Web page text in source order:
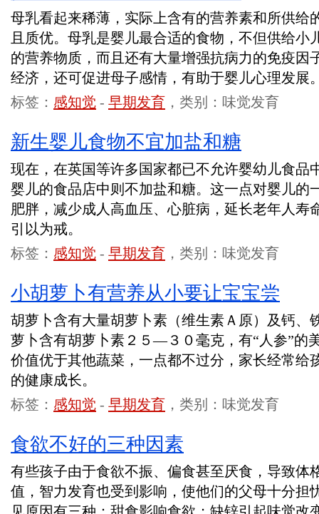
母乳看起来稀薄，实际上含有的营养素和所供给
且质优。母乳是婴儿最合适的食物，不但供给小
的营养物质，而且还有大量增强抗病力的免疫因
经济，还可促进母子感情，有助于婴儿心理发展
标签： 感知觉 - 早期发育 ，类别：味觉发育
新生婴儿食物不宜加盐和糖
现在，在英国等许多国家都已不允许婴幼儿食品
婴儿的食品店中则不加盐和糖。这一点对婴儿的
肥胖，减少成人高血压、心脏病，延长老年人寿
引以为戒。
标签： 感知觉 - 早期发育 ，类别：味觉发育
小胡萝卜有营养从小要让宝宝尝
胡萝卜含有大量胡萝卜素（维生素Ａ原）及钙、
萝卜含有胡萝卜素２５—３０毫克，有“人参”的
价值优于其他蔬菜，一点都不过分，家长经常给
的健康成长。
标签： 感知觉 - 早期发育 ，类别：味觉发育
食欲不好的三种因素
有些孩子由于食欲不振、偏食甚至厌食，导致体
值，智力发育也受到影响，使他们的父母十分担